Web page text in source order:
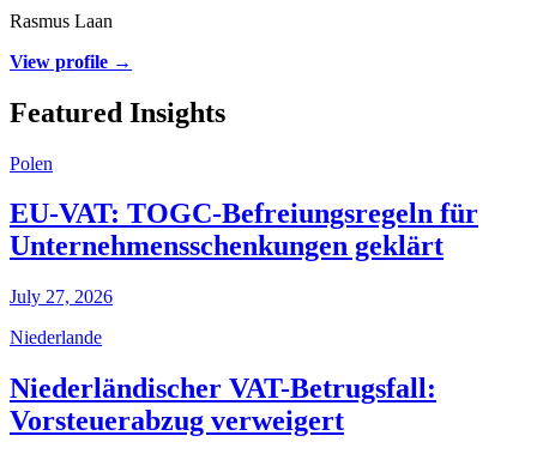
Rasmus Laan
View profile →
Featured Insights
Polen
EU-VAT: TOGC-Befreiungsregeln für
Unternehmensschenkungen geklärt
July 27, 2026
Niederlande
Niederländischer VAT-Betrugsfall:
Vorsteuerabzug verweigert